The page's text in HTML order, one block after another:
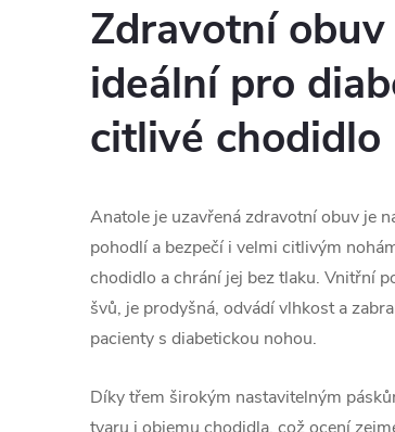
Zdravotní obuv
ideální pro
citlivé chodidlo
Anatole je uzavřená zdravotní obuv je
pohodlí a bezpečí i velmi citlivým
chodidlo a chrání jej bez tlaku. Vnitřní
švů, je prodyšná, odvádí vlhkost a
pacienty s diabetickou nohou.
Díky třem širokým nastavitelným
tvaru i objemu chodidla, což ocení